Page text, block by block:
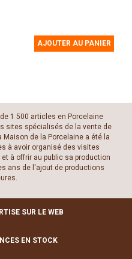
AJOUTER AU PANIER
1 500 articles en Porcelaine
sites spécialisés de la vente de
de la Porcelaine a été la
à avoir organisé des visites
à offrir au public sa production
ans de l'ajout de productions
SUR LE WEB
EN STOCK